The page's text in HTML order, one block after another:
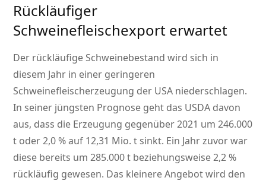
Rückläufiger
Schweinefleischexport erwartet
Der rückläufige Schweinebestand wird sich in
diesem Jahr in einer geringeren
Schweinefleischerzeugung der USA niederschlagen.
In seiner jüngsten Prognose geht das USDA davon
aus, dass die Erzeugung gegenüber 2021 um 246.000
t oder 2,0 % auf 12,31 Mio. t sinkt. Ein Jahr zuvor war
diese bereits um 285.000 t beziehungsweise 2,2 %
rückläufig gewesen. Das kleinere Angebot wird den